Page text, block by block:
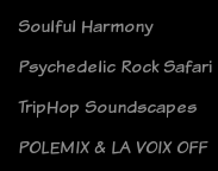
Soulful Harmony
Psychedelic Rock Safari
TripHop Soundscapes
POLEMIX & LA VOIX OFF